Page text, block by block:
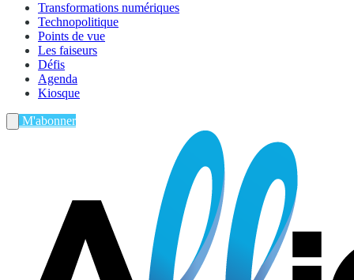
Transformations numériques
Technopolitique
Points de vue
Les faiseurs
Défis
Agenda
Kiosque
M'abonner